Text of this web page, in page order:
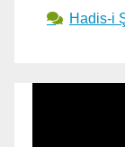
Hadis-i